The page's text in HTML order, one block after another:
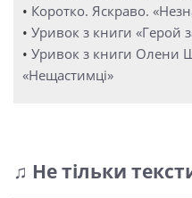
• Коротко. Яскраво.
• Уривок з книги «Герой
• Уривок з книги Олени
«Нещастимці»
♫ Не тільки